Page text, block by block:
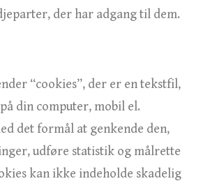
der har adgang til dem.
“cookies”, der er en tekstfil,
din computer, mobil el.
det formål at genkende den,
udføre statistik og målrette
kan ikke indeholde skadelig